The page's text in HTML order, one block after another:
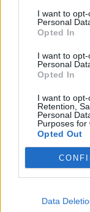
I want to
Personal
Opted In
I want to
Personal
Opted In
I want to opt-
Retention,
Personal
Purposes for
Opted Out
Data
ΑΠΕ-ΜΠΕ